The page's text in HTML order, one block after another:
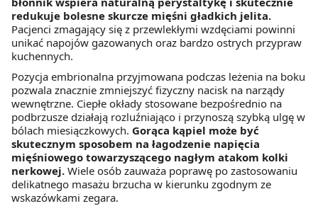
redukuje bolesne skurcze mięśni gładkich jelita.
Pacjenci zmagający się z przewlekłymi wzdęciami powinni
unikać napojów gazowanych oraz bardzo ostrych przypraw
kuchennych.
Pozycja embrionalna przyjmowana podczas leżenia na boku
pozwala znacznie zmniejszyć fizyczny nacisk na narządy
wewnętrzne. Ciepłe okłady stosowane bezpośrednio na
podbrzusze działają rozluźniająco i przynoszą szybką ulgę w
bólach miesiączkowych. Gorąca kąpiel może być
skutecznym sposobem na łagodzenie napięcia
mięśniowego towarzyszącego nagłym atakom kolki
nerkowej. Wiele osób zauważa poprawę po zastosowaniu
delikatnego masażu brzucha w kierunku zgodnym ze
wskazówkami zegara.